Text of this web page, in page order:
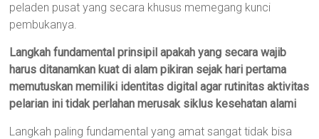
peladen pusat yang secara khusus memegang kunci
pembukanya.
Langkah fundamental prinsipil apakah yang secara wajib
harus ditanamkan kuat di alam pikiran sejak hari pertama
memutuskan memiliki identitas digital agar rutinitas aktivitas
pelarian ini tidak perlahan merusak siklus kesehatan alami
Langkah paling fundamental yang amat sangat tidak bisa